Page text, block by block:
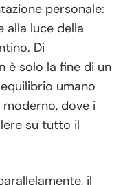
personale:
alla luce della
Di
è solo la fine di un
umano
dove i
su tutto il
il